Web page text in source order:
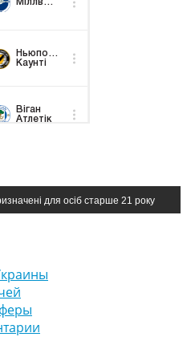
для осіб старше 21 року